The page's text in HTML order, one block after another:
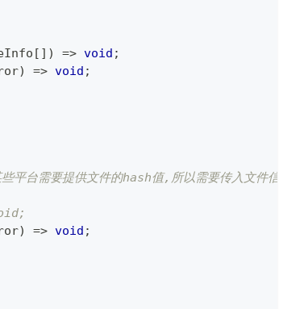
[ ] ) => void ;
) => void ;
平台需要提供文件的hash值,所以需要传入文件信息
) => void ;